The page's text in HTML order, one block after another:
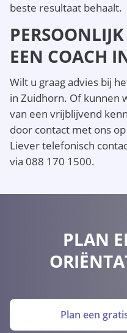
beste resultaat behaalt.
EEN COACH
Wilt u graag advies bij
in Zuidhorn. Of kunnen
van een vrijblijvend
door contact met ons
Liever telefonisch
via 088 170 1500.
PLAN
Plan een